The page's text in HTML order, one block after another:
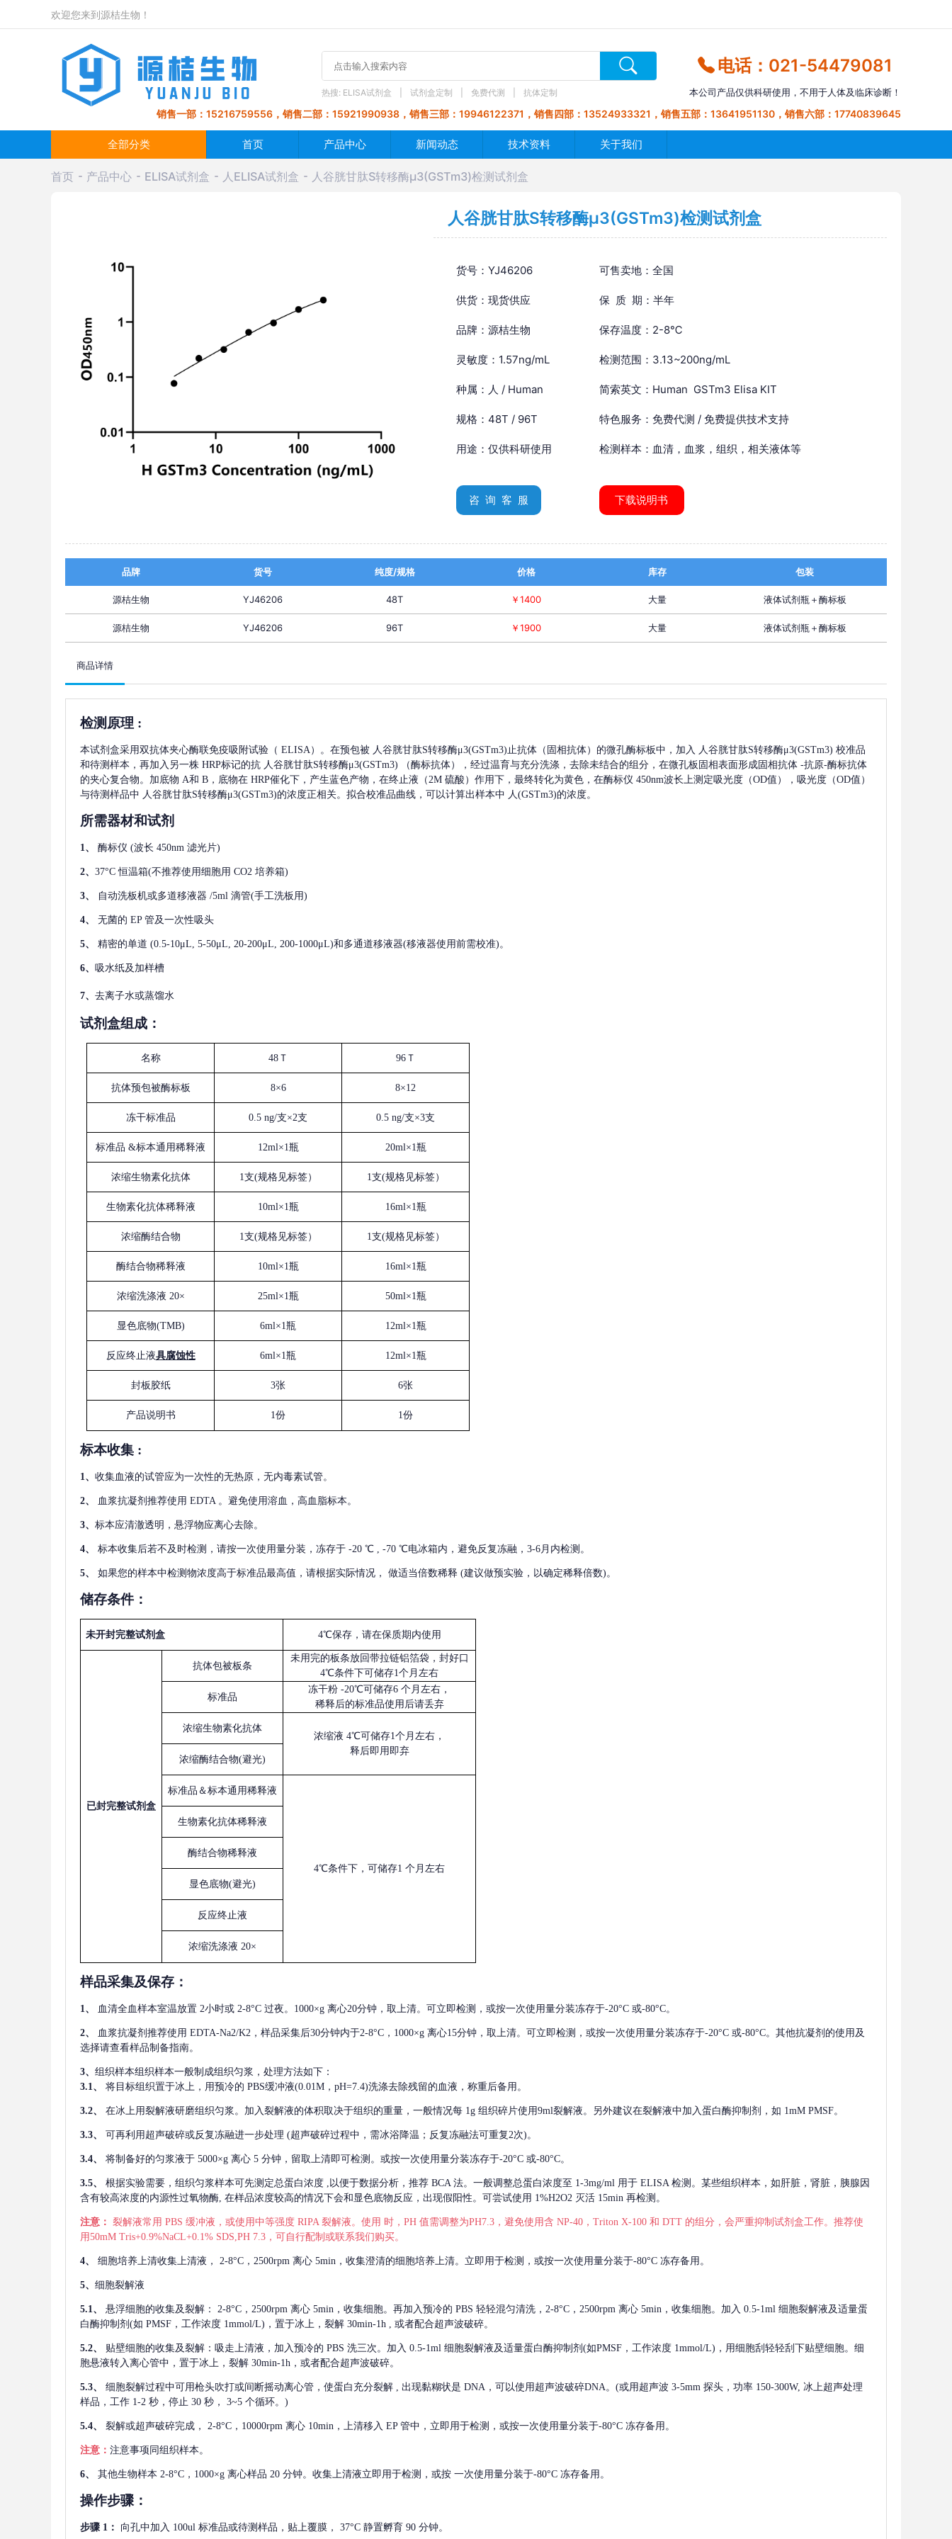
欢迎您来到源桔生物！
热搜: ELISA试剂盒 试剂盒定制 免费代测 抗体定制
电话：021-54479081
本公司产品仅供科研使用，不用于人体及临床诊断！
销售一部：15216759556，销售二部：15921990938，销售三部：19946122371，销售四部：13524933321，销售五部：13641951130，销售六部：17740839645
全部分类 首页 产品中心 新闻动态 技术资料 关于我们
首页 产品中心 ELISA试剂盒 人ELISA试剂盒 人谷胱甘肽S转移酶μ3(GSTm3)检测试剂盒
人谷胱甘肽S转移酶μ3(GSTm3)检测试剂盒
货号：YJ46206 可售卖地：全国
供货：现货供应 保 质 期：半年
品牌：源桔生物 保存温度：2-8℃
灵敏度：1.57ng/mL 检测范围：3.13~200ng/mL
种属：人 / Human 简索英文：Human GSTm3 Elisa KIT
规格：48T / 96T 特色服务：免费代测 / 免费提供技术支持
用途：仅供科研使用 检测样本：血清，血浆，组织，相关液体等
咨 询 客 服 下载说明书
品牌 货号 纯度/规格 价格 库存 包装
源桔生物 YJ46206 48T ￥1400 大量 液体试剂瓶＋酶标板
源桔生物 YJ46206 96T ￥1900 大量 液体试剂瓶＋酶标板
商品详情
检测原理 :
本试剂盒采用双抗体夹心酶联免疫吸附试验（ ELISA）。在预包被 人谷胱甘肽S转移酶μ3(GSTm3)止抗体（固相抗体）的微孔酶标板中，加入 人谷胱甘肽S转移酶μ3(GSTm3) 校准品
和待测样本，再加入另一株 HRP标记的抗 人谷胱甘肽S转移酶μ3(GSTm3) （酶标抗体），经过温育与充分洗涤，去除未结合的组分，在微孔板固相表面形成固相抗体 -抗原-酶标抗体
的夹心复合物。加底物 A和 B，底物在 HRP催化下，产生蓝色产物，在终止液（2M 硫酸）作用下，最终转化为黄色，在酶标仪 450nm波长上测定吸光度（OD值），吸光度（OD值）
与待测样品中 人谷胱甘肽S转移酶μ3(GSTm3)的浓度正相关。拟合校准品曲线，可以计算出样本中 人(GSTm3)的浓度。
所需器材和试剂
1、 酶标仪 (波长 450nm 滤光片)
2、 37°C 恒温箱(不推荐使用细胞用 CO2 培养箱)
3、 自动洗板机或多道移液器 /5ml 滴管(手工洗板用)
4、 无菌的 EP 管及一次性吸头
5、 精密的单道 (0.5-10μL, 5-50μL, 20-200μL, 200-1000μL)和多通道移液器(移液器使用前需校准)。
6、 吸水纸及加样槽
7、 去离子水或蒸馏水
试剂盒组成：
名称 48Ｔ 96Ｔ
抗体预包被酶标板 8×6 8×12
冻干标准品 0.5 ng/支×2支 0.5 ng/支×3支
标准品 &标本通用稀释液 12ml×1瓶 20ml×1瓶
浓缩生物素化抗体 1支(规格见标签） 1支(规格见标签）
生物素化抗体稀释液 10ml×1瓶 16ml×1瓶
浓缩酶结合物 1支(规格见标签） 1支(规格见标签）
酶结合物稀释液 10ml×1瓶 16ml×1瓶
浓缩洗涤液 20× 25ml×1瓶 50ml×1瓶
显色底物(TMB) 6ml×1瓶 12ml×1瓶
反应终止液具腐蚀性 6ml×1瓶 12ml×1瓶
封板胶纸 3张 6张
产品说明书 1份 1份
标本收集 :
1、 收集血液的试管应为一次性的无热原，无内毒素试管。
2、 血浆抗凝剂推荐使用 EDTA 。避免使用溶血，高血脂标本。
3、 标本应清澈透明，悬浮物应离心去除。
4、 标本收集后若不及时检测，请按一次使用量分装，冻存于 -20 ℃ , -70 ℃电冰箱内，避免反复冻融，3-6月内检测。
5、 如果您的样本中检测物浓度高于标准品最高值，请根据实际情况， 做适当倍数稀释 (建议做预实验，以确定稀释倍数)。
储存条件：
未开封完整试剂盒 4℃保存，请在保质期内使用
已封完整试剂盒
抗体包被板条
未用完的板条放回带拉链铝箔袋，封好口
4℃条件下可储存1个月左右
标准品
冻干粉 -20℃可储存6 个月左右，
稀释后的标准品使用后请丢弃
浓缩生物素化抗体
浓缩液 4℃可储存1个月左右，
释后即用即弃
浓缩酶结合物(避光)
标准品＆标本通用稀释液
4℃条件下，可储存1 个月左右
生物素化抗体稀释液
酶结合物稀释液
显色底物(避光)
反应终止液
浓缩洗涤液 20×
样品采集及保存 ：
1、 血清全血样本室温放置 2小时或 2-8°C 过夜。1000×g 离心20分钟，取上清。可立即检测，或按一次使用量分装冻存于-20°C 或-80°C。
2、 血浆抗凝剂推荐使用 EDTA-Na2/K2，样品采集后30分钟内于2-8°C，1000×g 离心15分钟，取上清。可立即检测，或按一次使用量分装冻存于-20°C 或-80°C。其他抗凝剂的使用及
选择请查看样品制备指南。
3、 组织样本组织样本一般制成组织匀浆，处理方法如下：
3.1、
将目标组织置于冰上，用预冷的 PBS缓冲液(0.01M，pH=7.4)洗涤去除残留的血液，称重后备用。
3.2、 在冰上用裂解液研磨组织匀浆。加入裂解液的体积取决于组织的重量，一般情况每 1g 组织碎片使用9ml裂解液。另外建议在裂解液中加入蛋白酶抑制剂，如 1mM PMSF。
3.3、 可再利用超声破碎或反复冻融进一步处理 (超声破碎过程中，需冰浴降温；反复冻融法可重复2次)。
3.4、 将制备好的匀浆液于 5000×g 离心 5 分钟，留取上清即可检测。或按一次使用量分装冻存于-20°C 或-80°C。
3.5、 根据实验需要，组织匀浆样本可先测定总蛋白浓度 ,以便于数据分析，推荐 BCA 法。一般调整总蛋白浓度至 1-3mg/ml 用于 ELISA 检测。某些组织样本，如肝脏，肾脏，胰腺因
含有较高浓度的内源性过氧物酶, 在样品浓度较高的情况下会和显色底物反应，出现假阳性。可尝试使用 1%H2O2 灭活 15min 再检测。
注意： 裂解液常用 PBS 缓冲液，或使用中等强度 RIPA 裂解液。使用 时，PH 值需调整为PH7.3，避免使用含 NP-40，Triton X-100 和 DTT 的组分，会严重抑制试剂盒工作。推荐使
用50mM Tris+0.9%NaCL+0.1% SDS,PH 7.3，可自行配制或联系我们购买。
4、 细胞培养上清收集上清液， 2-8°C，2500rpm 离心 5min，收集澄清的细胞培养上清。立即用于检测，或按一次使用量分装于-80°C 冻存备用。
5、 细胞裂解液
5.1、 悬浮细胞的收集及裂解：
2-8°C，2500rpm 离心 5min，收集细胞。再加入预冷的 PBS 轻轻混匀清洗，2-8°C，2500rpm 离心 5min，收集细胞。加入 0.5-1ml 细胞裂解液及适量蛋
白酶抑制剂(如 PMSF，工作浓度 1mmol/L)，置于冰上，裂解 30min-1h , 或者配合超声波破碎。
5.2、 贴壁细胞的收集及裂解：吸走上清液，加入预冷的 PBS 洗三次。加入 0.5-1ml 细胞裂解液及适量蛋白酶抑制剂(如PMSF，工作浓度 1mmol/L)，用细胞刮轻轻刮下贴壁细胞。细
胞悬液转入离心管中，置于冰上，裂解 30min-1h，或者配合超声波破碎。
5.3、 细胞裂解过程中可用枪头吹打或间断摇动离心管，使蛋白充分裂解 , 出现黏糊状是 DNA，可以使用超声波破碎DNA。(或用超声波 3-5mm 探头，功率 150-300W, 冰上超声处理
样品，工作 1-2 秒，停止 30 秒， 3~5 个循环。)
5.4、 裂解或超声破碎完成， 2-8°C，10000rpm 离心 10min，上清移入 EP 管中，立即用于检测，或按一次使用量分装于-80°C 冻存备用。
注意： 注意事项同组织样本。
6、 其他生物样本 2-8°C，1000×g 离心样品 20 分钟。收集上清液立即用于检测，或按 一次使用量分装于-80°C 冻存备用。
操作步骤：
步骤 1： 向孔中加入 100ul 标准品或待测样品，贴上覆膜， 37°C 静置孵育 90 分钟。